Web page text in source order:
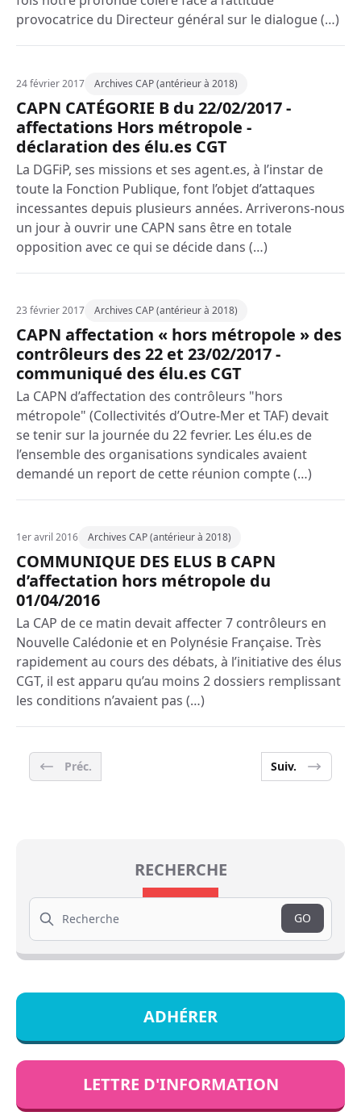
provocatrice du Directeur général sur le dialogue (…)
24 février 2017 Archives CAP (antérieur à 2018)
CAPN CATÉGORIE B du 22/02/2017 -
affectations Hors métropole -
déclaration des élu.es CGT
La DGFiP, ses missions et ses agent.es, à l’instar de
toute la Fonction Publique, font l’objet d’attaques
incessantes depuis plusieurs années. Arriverons-nous
un jour à ouvrir une CAPN sans être en totale
opposition avec ce qui se décide dans (…)
23 février 2017 Archives CAP (antérieur à 2018)
CAPN affectation « hors métropole » des
contrôleurs des 22 et 23/02/2017 -
communiqué des élu.es CGT
La CAPN d’affectation des contrôleurs "hors
métropole" (Collectivités d’Outre-Mer et TAF) devait
se tenir sur la journée du 22 fevrier. Les élu.es de
l’ensemble des organisations syndicales avaient
demandé un report de cette réunion compte (…)
1er avril 2016 Archives CAP (antérieur à 2018)
COMMUNIQUE DES ELUS B CAPN
d’affectation hors métropole du
01/04/2016
La CAP de ce matin devait affecter 7 contrôleurs en
Nouvelle Calédonie et en Polynésie Française. Très
rapidement au cours des débats, à l’initiative des élus
CGT, il est apparu qu’au moins 2 dossiers remplissant
les conditions n’avaient pas (…)
Préc. Suiv.
RECHERCHE
Search
GO
ADHÉRER
LETTRE D'INFORMATION